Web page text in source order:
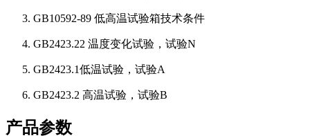
GB10592-89 低高温试验箱技术条件
GB2423.22 温度变化试验，试验N
GB2423.1低温试验，试验A
GB2423.2 高温试验，试验B
产品参数